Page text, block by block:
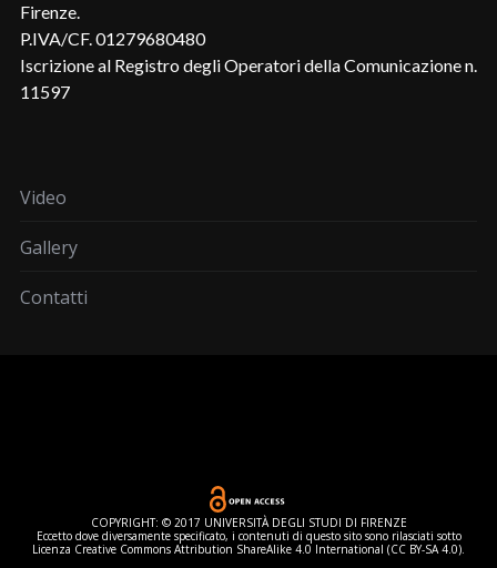
Firenze.
P.IVA/CF. 01279680480
Iscrizione al Registro degli Operatori della Comunicazione n.
11597
Video
Gallery
Contatti
COPYRIGHT: © 2017 UNIVERSITÀ DEGLI STUDI DI FIRENZE
Eccetto dove diversamente specificato, i contenuti di questo sito sono rilasciati sotto
Licenza Creative Commons Attribution ShareAlike 4.0 International (CC BY-SA 4.0).